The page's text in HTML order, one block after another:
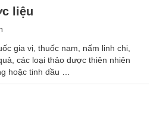
liệu
gia vị, thuốc nam, nấm linh chi,
các loại thảo dược thiên nhiên
hoặc tinh dầu …